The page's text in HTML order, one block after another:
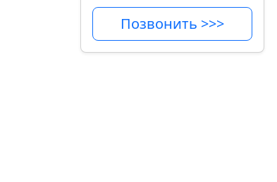
Позвонить >>>